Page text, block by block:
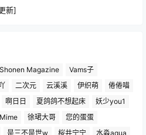
新]
Shonen Magazine
Vams子
二次元 云溪溪 伊织萌
倦倦喵
啊日日 夏鸽鸽不想起床
妖少you1
徐珺大哥
您的蛋蛋
是三不是世w 桜井宁宁 水淼aqua